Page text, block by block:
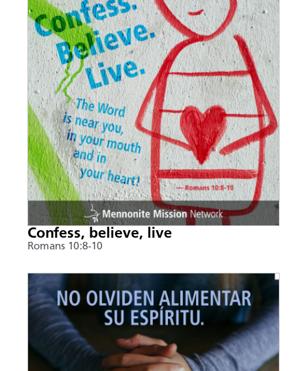
Confess, believe, live
Romans 10:8-10